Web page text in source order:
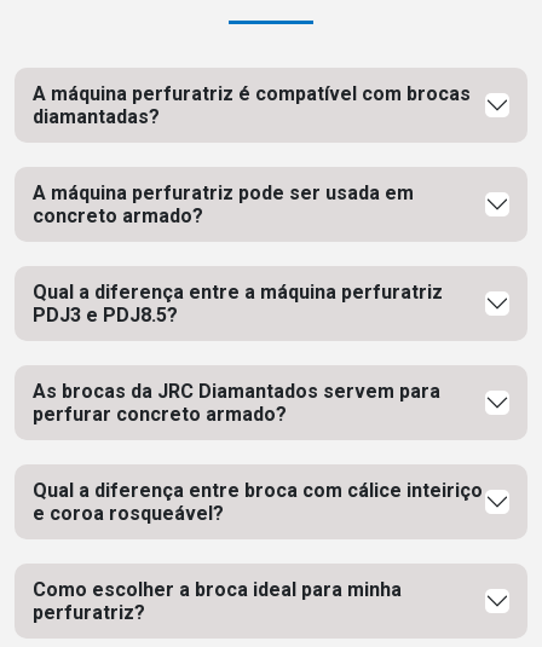
A máquina perfuratriz é compatível com brocas
diamantadas?
A máquina perfuratriz pode ser usada em
concreto armado?
Qual a diferença entre a máquina perfuratriz
PDJ3 e PDJ8.5?
As brocas da JRC Diamantados servem para
perfurar concreto armado?
Qual a diferença entre broca com cálice inteiriço
e coroa rosqueável?
Como escolher a broca ideal para minha
perfuratriz?